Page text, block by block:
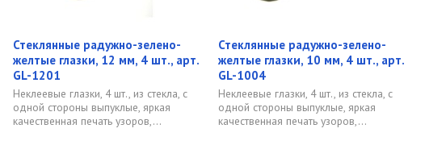
Стеклянные радужно-зелено-
желтые глазки, 12 мм, 4 шт., арт.
GL-1201
Неклеевые глазки, 4 шт., из стекла, с
одной стороны выпуклые, яркая
качественная печать узоров,...
Стеклянные радужно-зелено-
желтые глазки, 10 мм, 4 шт., арт.
GL-1004
Неклеевые глазки, 4 шт., из стекла, с
одной стороны выпуклые, яркая
качественная печать узоров,...